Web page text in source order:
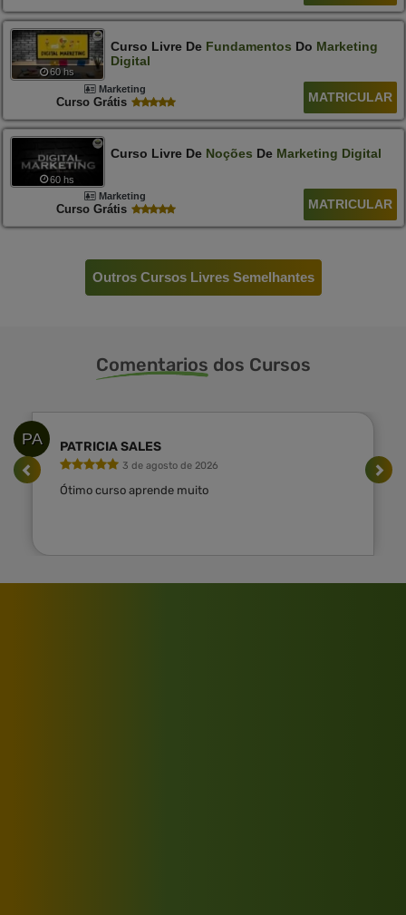
60 hs
Curso Livre De Fundamentos Do Marketing
Digital
Marketing
Curso Grátis MATRICULAR
60 hs
Curso Livre De Noções De Marketing Digital
Marketing
Curso Grátis MATRICULAR
Outros Cursos Livres Semelhantes
Comentarios dos Cursos
PA PATRICIA SALES
3 de agosto de 2026
Ótimo curso aprende muito